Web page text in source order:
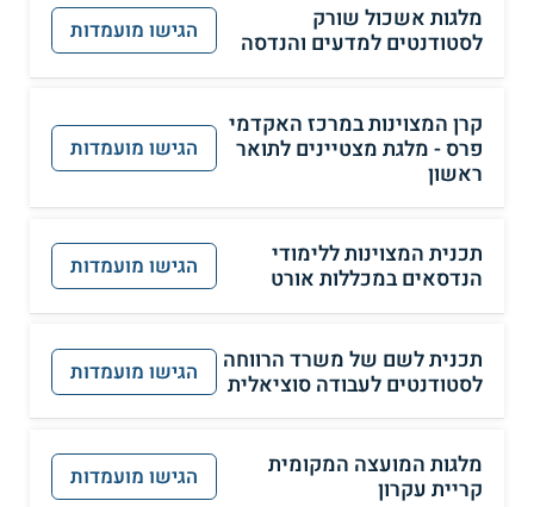
מלגות אשכול שורק
לסטודנטים למדעים והנדסה
הגישו מועמדות
קרן המצוינות במרכז האקדמי
פרס - מלגת מצטיינים לתואר
ראשון
הגישו מועמדות
תכנית המצוינות ללימודי
הנדסאים במכללות אורט
הגישו מועמדות
תכנית לשם של משרד הרווחה
לסטודנטים לעבודה סוציאלית
הגישו מועמדות
מלגות המועצה המקומית
קריית עקרון
הגישו מועמדות